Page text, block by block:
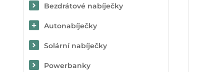
Bezdrátové nabíječky
Autonabíječky
Solární nabíječky
Powerbanky